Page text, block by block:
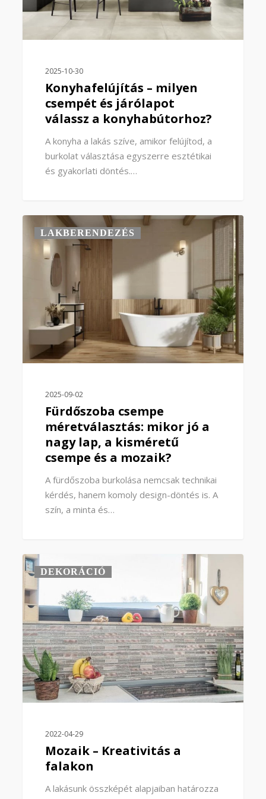
2025-10-30
Konyhafelújítás – milyen
csempét és járólapot
válassz a konyhabútorhoz?
A konyha a lakás szíve, amikor felújítod, a
burkolat választása egyszerre esztétikai
és gyakorlati döntés.…
LAKBERENDEZÉS
2025-09-02
Fürdőszoba csempe
méretválasztás: mikor jó a
nagy lap, a kisméretű
csempe és a mozaik?
A fürdőszoba burkolása nemcsak technikai
kérdés, hanem komoly design-döntés is. A
szín, a minta és…
0
DEKORÁCIÓ
2022-04-29
Mozaik – Kreativitás a
falakon
A lakásunk összképét alapjaiban határozza